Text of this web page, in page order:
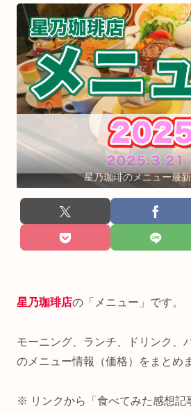
星乃珈琲のメニュー最
星乃珈琲店の「メニュー」です。
モーニング、ランチ、ドリンク、
のメニュー情報（価格）をまとめ
※ リンクから「食べてみた感想記